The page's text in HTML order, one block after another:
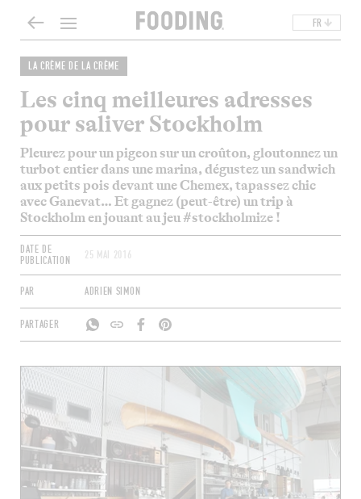
FR
LA CRÈME DE LA CRÈME
Les cinq meilleures adresses
pour saliver Stockholm
Pleurez pour un pigeon sur un croûton, gloutonnez un
turbot entier dans une marina, dégustez un sandwich
aux petits pois devant une Chemex, tapassez chic
avec Ganevat… Et gagnez (peut-être) un trip à
Stockholm en jouant au jeu #stockholmize !
DATE DE
PUBLICATION
25 MAI 2016
PAR ADRIEN SIMON
PARTAGER